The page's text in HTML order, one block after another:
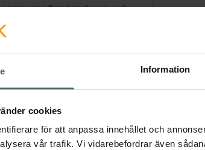
Information
cookies
för att anpassa innehållet och
vår trafik. Vi vidarebefordrar även
mellan tänderna och
mot tandköttet. *Extra
tandköttet *Konisk form
handtag som ger
alla tandmellanrum, även
storlekar XXS (0,4 mm) upp
följer internationell standard
- ta enkelt och effektivt
Gentle Brush. Tandläkare
tänderna.